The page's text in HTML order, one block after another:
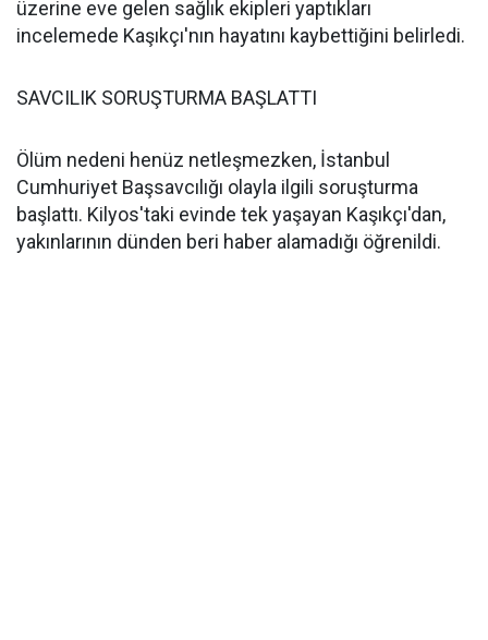
üzerine eve gelen sağlık ekipleri yaptıkları
incelemede Kaşıkçı'nın hayatını kaybettiğini belirledi.
SAVCILIK SORUŞTURMA BAŞLATTI
Ölüm nedeni henüz netleşmezken, İstanbul
Cumhuriyet Başsavcılığı olayla ilgili soruşturma
başlattı. Kilyos'taki evinde tek yaşayan Kaşıkçı'dan,
yakınlarının dünden beri haber alamadığı öğrenildi.